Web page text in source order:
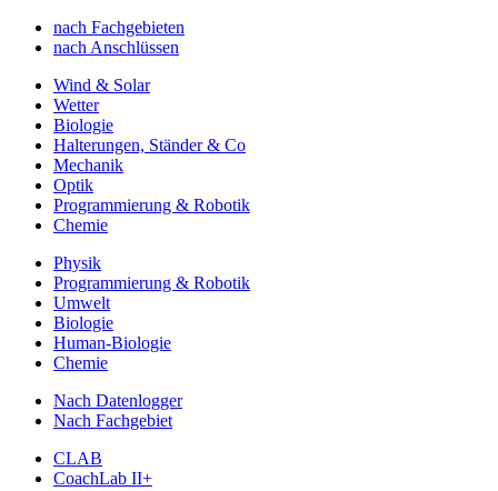
nach Fachgebieten
nach Anschlüssen
Wind & Solar
Wetter
Biologie
Halterungen, Ständer & Co
Mechanik
Optik
Programmierung & Robotik
Chemie
Physik
Programmierung & Robotik
Umwelt
Biologie
Human-Biologie
Chemie
Nach Datenlogger
Nach Fachgebiet
CLAB
CoachLab II+